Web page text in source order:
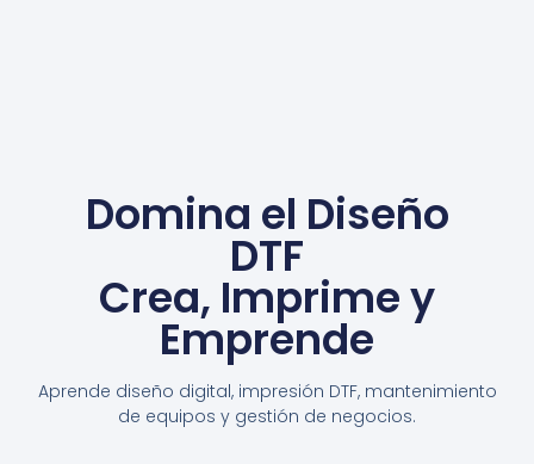
Domina el Diseño
DTF
Crea, Imprime y
Emprende
Aprende diseño digital, impresión DTF, mantenimiento
de equipos y gestión de negocios.